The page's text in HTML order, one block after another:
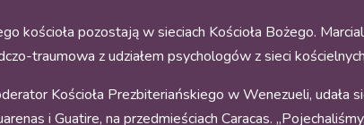
kościoła pozostają w sieciach Kościoła Bożego.
traumowa z udziałem psychologów z sieci
Kościoła Prezbiteriańskiego w Wenezueli, udała
i Guatire, na przedmieściach Caracas.